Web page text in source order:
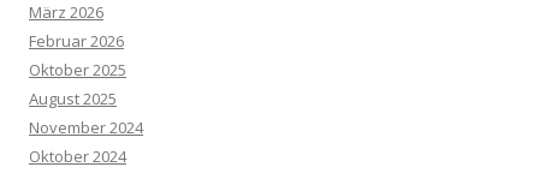
März 2026
Februar 2026
Oktober 2025
August 2025
November 2024
Oktober 2024